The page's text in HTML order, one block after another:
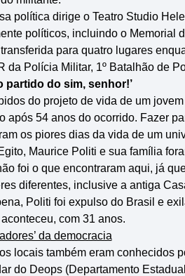
política dirige o Teatro Studio
políticos, incluindo o Memorial
para quatro lugares
da Polícia Militar, 1º Batalhão de
partido do sim, senhor!’
do projeto de vida de um
após 54 anos do ocorrido. Fazer
os piores dias da vida de um
Maurice Politi e sua família
foi o que encontraram aqui, já
diferentes, inclusive a antiga
Politi foi expulso do Brasil e
com 31 anos.
da democracia
locais também eram conhecidos
do Deops (Departamento